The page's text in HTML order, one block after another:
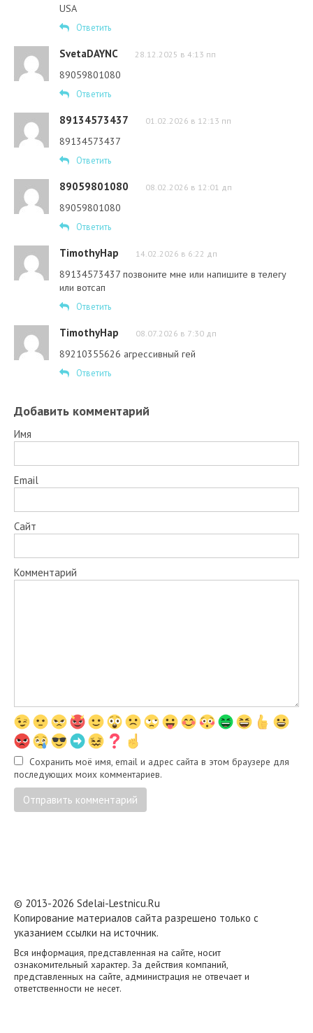
USA
Ответить
SvetaDAYNC 28.12.2025 в 4:13 пп
89059801080
Ответить
89134573437 01.02.2026 в 12:13 пп
89134573437
Ответить
89059801080 08.02.2026 в 12:01 дп
89059801080
Ответить
TimothyHap 14.02.2026 в 6:22 дп
89134573437 позвоните мне или напишите в телегу
или вотсап
Ответить
TimothyHap 08.07.2026 в 7:30 дп
89210355626 агрессивный гей
Ответить
Добавить комментарий
Имя
Email
Сайт
Комментарий
Сохранить моё имя, email и адрес сайта в этом браузере для
последующих моих комментариев.
© 2013-2026 Sdelai-Lestnicu.Ru
Копирование материалов сайта разрешено только с
указанием ссылки на источник.
Вся информация, представленная на сайте, носит
ознакомительный характер. За действия компаний,
представленных на сайте, администрация не отвечает и
ответственности не несет.